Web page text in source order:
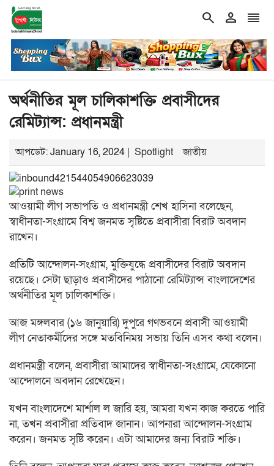
search person reorder
শিরোনাম
মেসির বাবা আর নেই! double_arrowএকটি মহল আবার দেশকে অস্থির করে
অর্থনীতির মূল চালিকাশক্তি প্রবাসীদের
রেমিট্যান্স: প্রধানমন্ত্রী
আপডেট: January 16, 2024 | Spotlight জাতীয়
আওয়ামী লীগ সভাপতি ও প্রধানমন্ত্রী শেখ হাসিনা বলেছেন,
স্বাধীনতা-সংগ্রামে বিশ্ব জনমত সৃষ্টিতে প্রবাসীরা বিরাট অবদান
রাখেন।
প্রতিটি আন্দোলন-সংগ্রাম, মুক্তিযুদ্ধে প্রবাসীদের বিরাট অবদান
রয়েছে। সেটা ছাড়াও প্রবাসীদের পাঠানো রেমিট্যান্স বাংলাদেশের
অর্থনীতির মূল চালিকাশক্তি।
আজ মঙ্গলবার (১৬ জানুয়ারি) দুপুরে গণভবনে প্রবাসী আওয়ামী
লীগ নেতাকর্মীদের সঙ্গে মতবিনিময় সভায় তিনি এসব কথা বলেন।
প্রধানমন্ত্রী বলেন, প্রবাসীরা আমাদের স্বাধীনতা-সংগ্রামে, যেকোনো
আন্দোলনে অবদান রেখেছেন।
যখন বাংলাদেশে মার্শাল ল জারি হয়, আমরা যখন কাজ করতে পারি
না, তখন প্রবাসীরা প্রতিবাদ জানান। আপনারা আন্দোলন-সংগ্রাম
করেন। জনমত সৃষ্টি করেন। এটা আমাদের জন্য বিরাট শক্তি।